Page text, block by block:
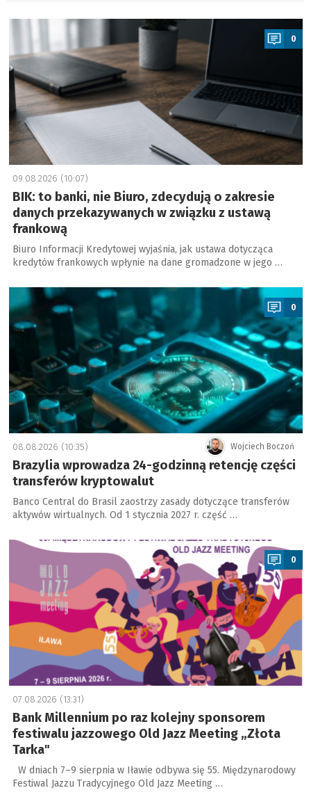
a
0
09.08.2026 (10:07)
BIK: to banki, nie Biuro, zdecydują o zakresie
danych przekazywanych w związku z ustawą
frankową
Biuro Informacji Kredytowej wyjaśnia, jak ustawa dotycząca
kredytów frankowych wpłynie na dane gromadzone w jego …
a
0
Wojciech Boczoń
08.08.2026 (10:35)
Brazylia wprowadza 24-godzinną retencję części
transferów kryptowalut
Banco Central do Brasil zaostrzy zasady dotyczące transferów
aktywów wirtualnych. Od 1 stycznia 2027 r. część …
a
0
07.08.2026 (13:31)
Bank Millennium po raz kolejny sponsorem
festiwalu jazzowego Old Jazz Meeting „Złota
Tarka"
W dniach 7–9 sierpnia w Iławie odbywa się 55. Międzynarodowy
Festiwal Jazzu Tradycyjnego Old Jazz Meeting …